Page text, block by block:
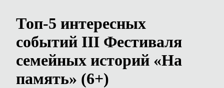
Топ-5 интересных
событий III Фестиваля
семейных историй «На
память» (6+)